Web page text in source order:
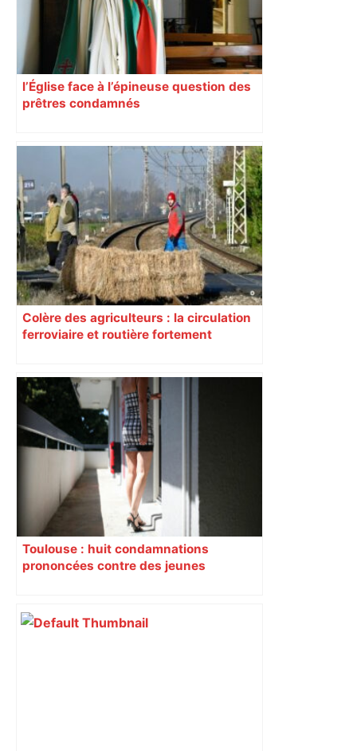
l’Église face à l’épineuse question des
prêtres condamnés
Colère des agriculteurs : la circulation
ferroviaire et routière fortement
Toulouse : huit condamnations
prononcées contre des jeunes